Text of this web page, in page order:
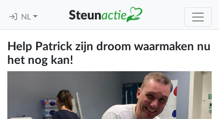
NL
Help Patrick zijn droom waarmaken nu
het nog kan!